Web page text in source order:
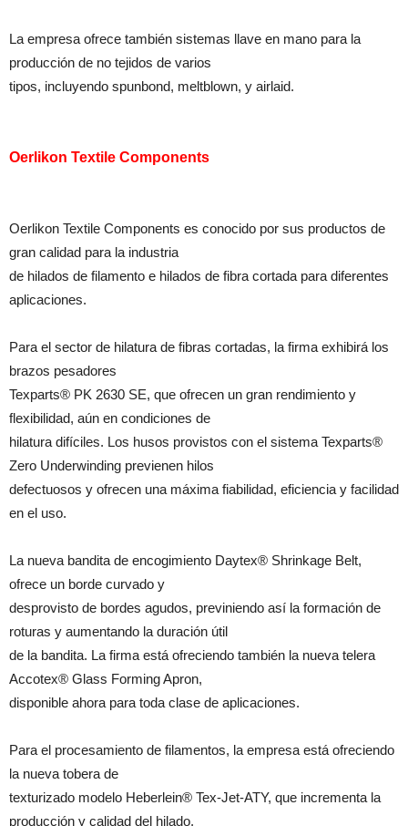
La empresa ofrece también sistemas llave en mano para la
producción de no tejidos de varios
tipos, incluyendo spunbond, meltblown, y airlaid.
Oerlikon Textile Components
Oerlikon Textile Components es conocido por sus productos de
gran calidad para la industria
de hilados de filamento e hilados de fibra cortada para diferentes
aplicaciones.
Para el sector de hilatura de fibras cortadas, la firma exhibirá los
brazos pesadores
Texparts® PK 2630 SE, que ofrecen un gran rendimiento y
flexibilidad, aún en condiciones de
hilatura difíciles. Los husos provistos con el sistema Texparts®
Zero Underwinding previenen hilos
defectuosos y ofrecen una máxima fiabilidad, eficiencia y facilidad
en el uso.
La nueva bandita de encogimiento Daytex® Shrinkage Belt,
ofrece un borde curvado y
desprovisto de bordes agudos, previniendo así la formación de
roturas y aumentando la duración útil
de la bandita. La firma está ofreciendo también la nueva telera
Accotex® Glass Forming Apron,
disponible ahora para toda clase de aplicaciones.
Para el procesamiento de filamentos, la empresa está ofreciendo
la nueva tobera de
texturizado modelo Heberlein® Tex-Jet-ATY, que incrementa la
producción y calidad del hilado.